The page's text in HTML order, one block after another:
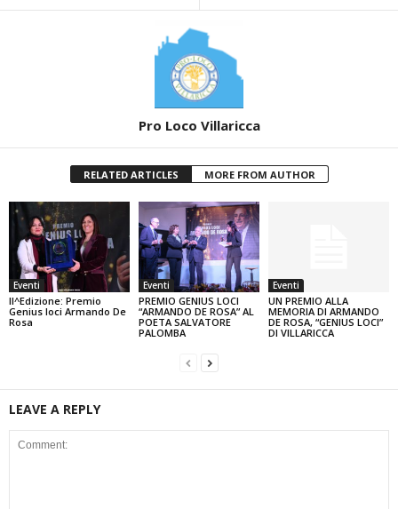
Pro Loco Villaricca
RELATED ARTICLES MORE FROM AUTHOR
Eventi
II^Edizione: Premio
Genius loci Armando De
Rosa
Eventi
PREMIO GENIUS LOCI
“ARMANDO DE ROSA” AL
POETA SALVATORE
PALOMBA
Eventi
UN PREMIO ALLA
MEMORIA DI ARMANDO
DE ROSA, “GENIUS LOCI”
DI VILLARICCA
LEAVE A REPLY